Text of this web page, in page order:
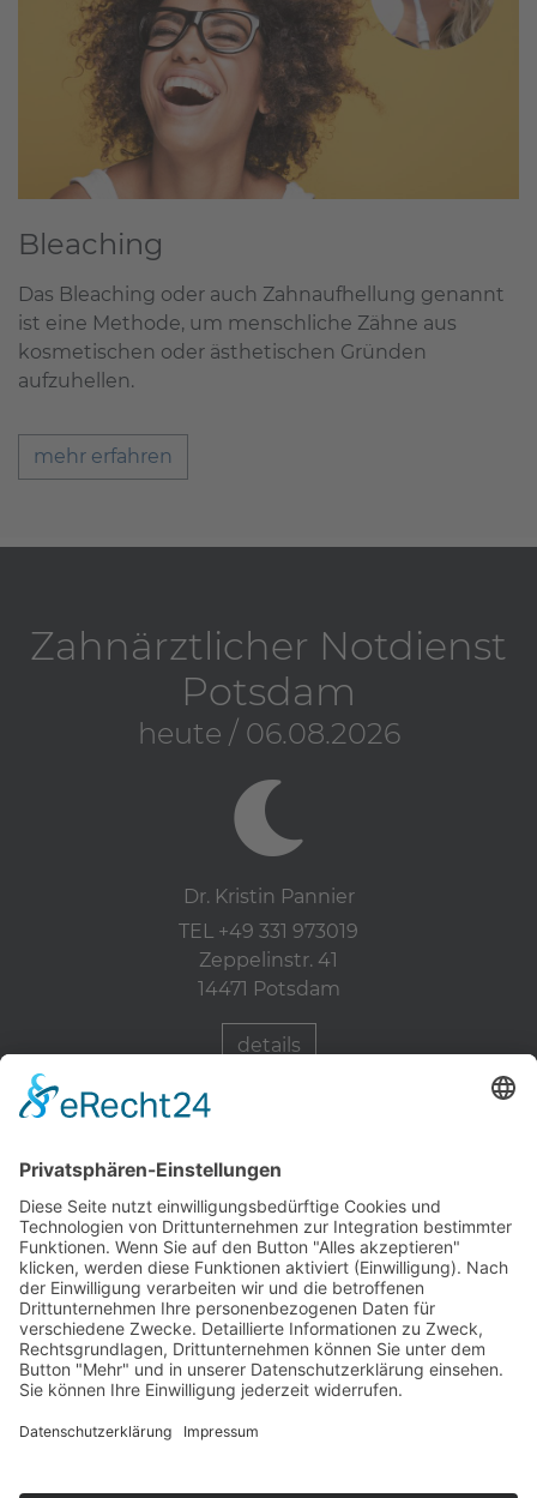
Bleaching
Das Bleaching oder auch Zahnaufhellung genannt
ist eine Methode, um menschliche Zähne aus
kosmetischen oder ästhetischen Gründen
aufzuhellen.
mehr erfahren
Zahnärztlicher Notdienst
Potsdam
heute / 06.08.2026
Dr. Kristin Pannier
TEL +49 331 973019
Zeppelinstr. 41
14471 Potsdam
details
Zahnärzte Potsdam
Zahnarzt Suche
Notdienste Potsdam